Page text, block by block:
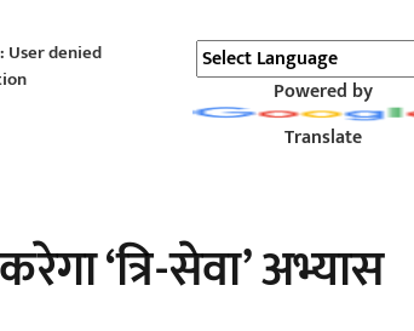
User denied
Powered by
Translate
‘त्रि-सेवा’ अभ्यास